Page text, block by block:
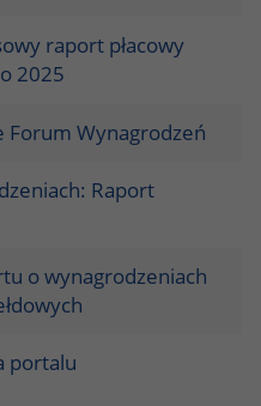
raport płacowy
2025
Forum Wynagrodzeń
Raport
o wynagrodzeniach
portalu